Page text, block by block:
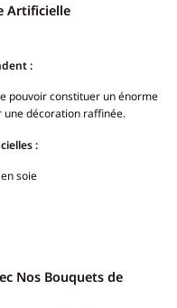
Artificielle
:
pouvoir constituer un énorme
décoration raffinée.
:
soie
Nos Bouquets de